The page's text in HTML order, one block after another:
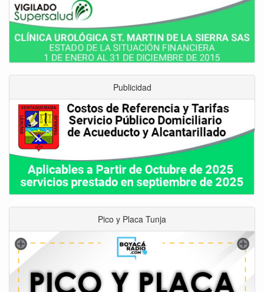
Publicidad
Pico y Placa Tunja